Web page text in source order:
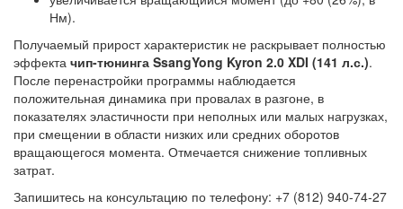
Нм).
Получаемый прирост характеристик не раскрывает полностью
эффекта чип-тюнинга SsangYong Kyron 2.0 XDI (141 л.с.).
После перенастройки программы наблюдается
положительная динамика при провалах в разгоне, в
показателях эластичности при неполных или малых нагрузках,
при смещении в области низких или средних оборотов
вращающегося момента. Отмечается снижение топливных
затрат.
Запишитесь на консультацию по телефону: +7 (812) 940-74-27